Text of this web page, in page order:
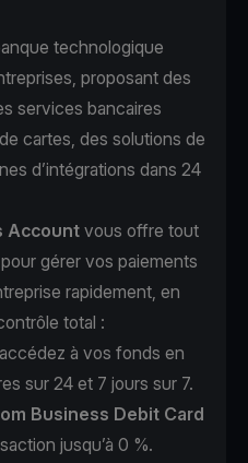
technologique
proposant des
services bancaires
cartes, des solutions de
d’intégrations dans 24
Account vous offre tout
gérer vos paiements
rapidement, en
total :
à vos fonds en
sur 24 et 7 jours sur 7.
Business Debit Card
jusqu’à 0 %.